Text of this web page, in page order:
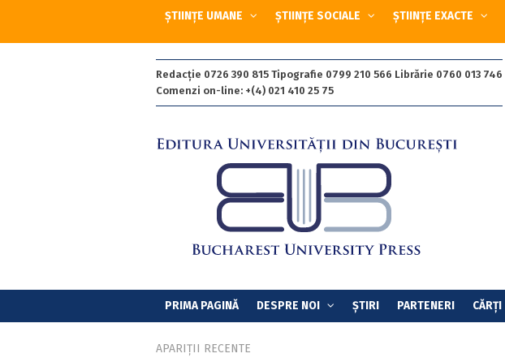
ȘTIINȚE UMANE ȘTIINȚE SOCIALE ȘTIINȚE EXACTE
Redacție 0726 390 815 Tipografie 0799 210 566 Librărie 0760 013 746
Comenzi on-line: +(4) 021 410 25 75
PRIMA PAGINĂ DESPRE NOI ȘTIRI PARTENERI CĂRȚI
APARIȚII RECENTE